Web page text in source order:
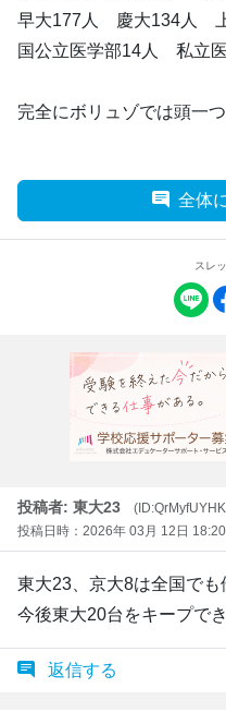
早大177人 慶大134人
国公立医学部14人 私立
完全にボリュゾでは頭一
全体
スレ
投稿者: 東大23
投稿日時：2026年 03月 12日 18:20
東大23、京大8は全国でも
今後東大20台をキープで
返信する